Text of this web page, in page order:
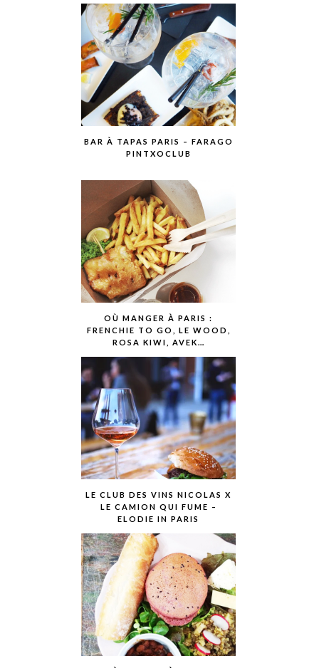
BAR À TAPAS PARIS – FARAGO
PINTXOCLUB
OÙ MANGER À PARIS :
FRENCHIE TO GO, LE WOOD,
ROSA KIWI, AVEK…
LE CLUB DES VINS NICOLAS X
LE CAMION QUI FUME –
ELODIE IN PARIS